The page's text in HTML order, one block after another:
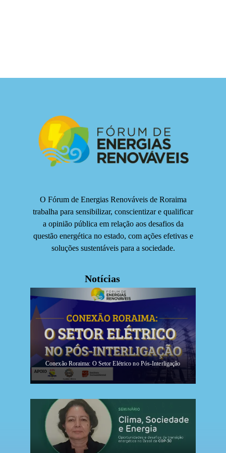
O Fórum de Energias Renováveis de Roraima
trabalha para sensibilizar, conscientizar e qualificar
a opinião pública em relação aos desafios da
questão energética no estado, com ações efetivas e
soluções sustentáveis para a sociedade.
Notícias
Conexão Roraima: O Setor Elétrico no Pós-Interligação